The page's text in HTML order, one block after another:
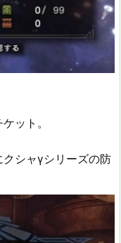
ット。
シャγシリーズの防